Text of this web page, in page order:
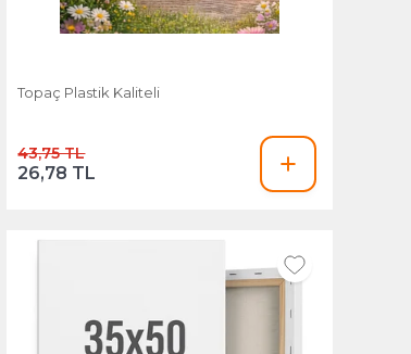
Topaç Plastik Kaliteli
43,75 TL
26,78 TL